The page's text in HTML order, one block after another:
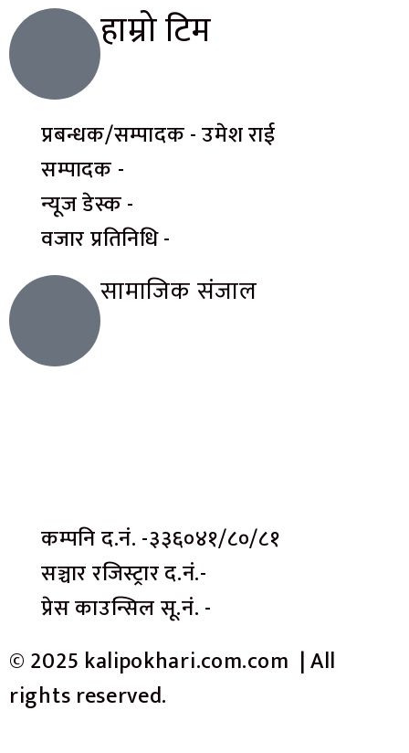
हाम्रो टिम
प्रबन्धक/सम्पादक - उमेश राई
सम्पादक -
न्यूज डेस्क -
वजार प्रतिनिधि -
सामाजिक संजाल
कम्पनि द.नं. -३३६०४१/८०/८१
सञ्चार रजिस्ट्रार द.नं.-
प्रेस काउन्सिल सू.नं. -
© 2025 kalipokhari.com.com | All
rights reserved.